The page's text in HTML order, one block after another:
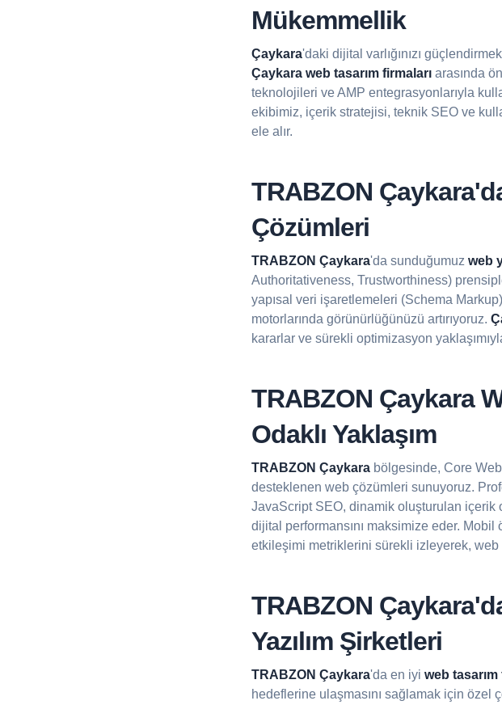
Mükemmellik
Çaykara'daki dijital varlığınızı
Çaykara web tasarım firmalarıarasında
teknolojileri ve AMP entegrasyonlarıyla
ekibimiz, içerik stratejisi, teknik SEO ve
ele alır.
TRABZON
Çözümleri
TRABZON Çaykara'da sunduğumuz web
Authoritativeness, Trustworthiness)
yapısal veri işaretlemeleri (Schema
motorlarında görünürlüğünüzü artırıyoruz.
kararlar ve sürekli optimizasyon
TRABZON Çaykara
Odaklı Yaklaşım
TRABZON Çaykarabölgesinde, Core Web
desteklenen web çözümleri sunuyoruz.
JavaScript SEO, dinamik oluşturulan içerik
dijital performansını maksimize eder.
etkileşimi metriklerini sürekli izleyerek, web
TRABZON
Yazılım Şirketleri
TRABZON Çaykara'da en iyi web tasarım
hedeflerine ulaşmasını sağlamak için özel